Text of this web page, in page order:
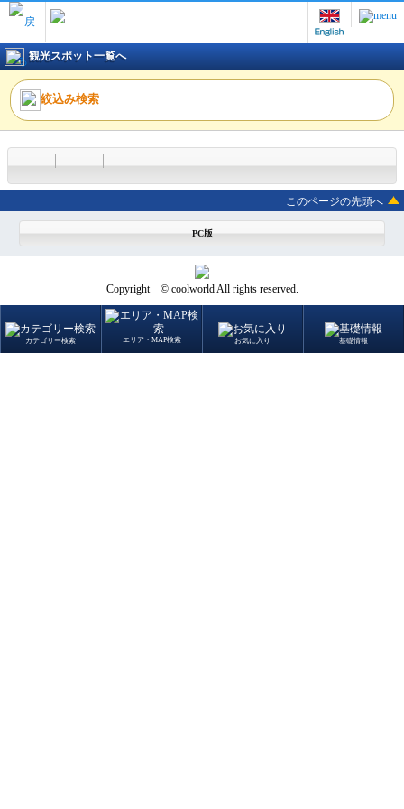
観光スポット一覧へ
絞込み検索
このページの先頭へ
PC版
Copyright © coolworld All rights reserved.
カテゴリー検索 エリア・MAP検索 お気に入り 基礎情報